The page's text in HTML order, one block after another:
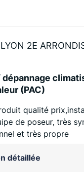
LYON 2E
(PAC)
qualité
de poseur, très
et très propre
détaillée